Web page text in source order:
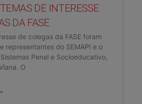
DE INTERESSE
DA FASE
de colegas da FASE foram
representantes do SEMAPI e o
Penal e Socioeducativo,
O